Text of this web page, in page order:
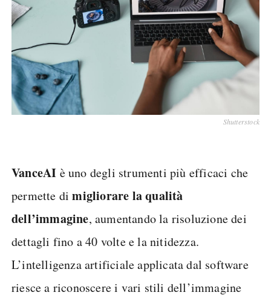
Shutterstock
VanceAI è uno degli strumenti più efficaci che
permette dimigliorare la qualità
dell’immagine, aumentando la risoluzione dei
dettagli fino a 40 volte e la nitidezza.
L’intelligenza artificiale applicata dal software
riesce a riconoscere i vari stili dell’immagine